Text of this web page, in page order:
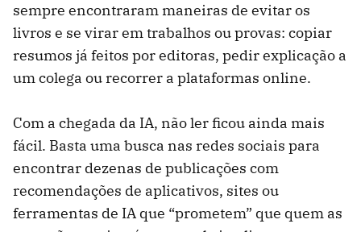
sempre encontraram maneiras de evitar os
livros e se virar em trabalhos ou provas: copiar
resumos já feitos por editoras, pedir explicação a
um colega ou recorrer a plataformas online.
Com a chegada da IA, não ler ficou ainda mais
fácil. Basta uma busca nas redes sociais para
encontrar dezenas de publicações com
recomendações de aplicativos, sites ou
ferramentas de IA que “prometem” que quem as